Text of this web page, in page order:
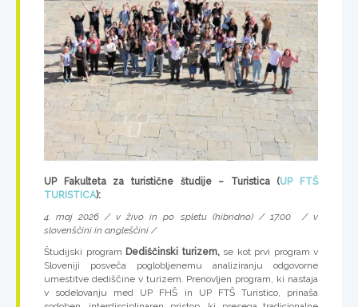
UP Fakulteta za turistične študije – Turistica (UP FTŠ
TURISTICA):
4. maj 2026 / v živo in po spletu (hibridno) / 17.00 / v
slovenščini in angleščini /
Študijski program Dediščinski turizem,se kot prvi program v
Sloveniji posveča poglobljenemu analiziranju odgovorne
umestitve dediščine v turizem. Prenovljen program, ki nastaja
v sodelovanju med UP FHŠ in UP FTŠ Turistico, prinaša